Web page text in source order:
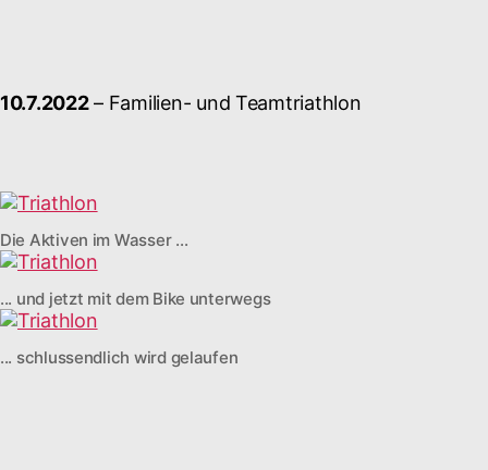
10.7.2022– Familien- und Teamtriathlon
Die Aktiven im Wasser ...
... und jetzt mit dem Bike unterwegs
... schlussendlich wird gelaufen